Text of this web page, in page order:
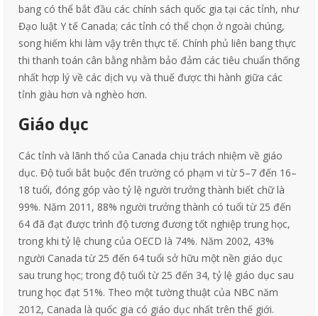
bang có thể bắt đầu các chính sách quốc gia tại các tỉnh, như
Đạo luật Y tế Canada; các tỉnh có thể chọn ở ngoài chúng,
song hiếm khi làm vậy trên thực tế. Chính phủ liên bang thực
thi thanh toán cân bằng nhằm bảo đảm các tiêu chuẩn thống
nhất hợp lý về các dịch vụ và thuế được thi hành giữa các
tỉnh giàu hơn và nghèo hơn.
Giáo dục
Các tỉnh và lãnh thổ của Canada chịu trách nhiệm về giáo
dục. Độ tuổi bắt buộc đến trường có phạm vi từ 5–7 đến 16–
18 tuổi, đóng góp vào tỷ lệ người trưởng thành biết chữ là
99%. Năm 2011, 88% người trưởng thành có tuổi từ 25 đến
64 đã đạt được trình độ tương đương tốt nghiệp trung học,
trong khi tỷ lệ chung của OECD là 74%. Năm 2002, 43%
người Canada từ 25 đến 64 tuổi sở hữu một nền giáo dục
sau trung học; trong độ tuổi từ 25 đến 34, tỷ lệ giáo dục sau
trung học đạt 51%. Theo một tường thuật của NBC năm
2012, Canada là quốc gia có giáo dục nhất trên thế giới.